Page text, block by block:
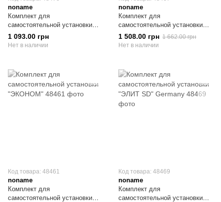
noname
Комплект для
самостоятельной установки
"МИНИМУМ"
1 093.00 грн
Нет в наличии
noname
Комплект для
самостоятельной установки
"СТАНДАРТ SD"
1 508.00 грн 1 662.00 грн
Нет в наличии
Код товара: 48461
noname
Комплект для
самостоятельной установки
Код товара: 48469
noname
Комплект для
самостоятельной установки